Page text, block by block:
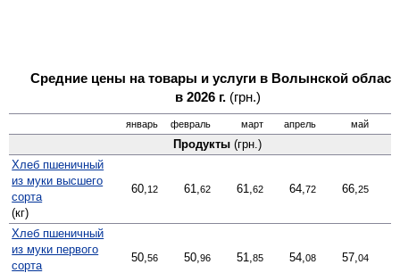
Средние цены на товары и услуги в Волынской
в 2026 г. (грн.)
январь февраль март апрель май
Продукты (грн.)
Хлеб пшеничный
из муки высшего
сорта
(кг)
60, 12 61,62 61,62 64,72 66,25
Хлеб пшеничный
из муки первого
сорта
50,56 50,96 51,85 54,08 57,04